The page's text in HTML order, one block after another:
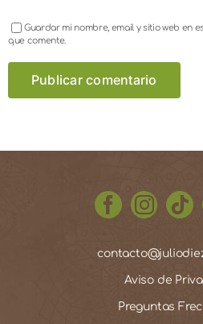
Guardar mi nombre, email y sitio web en
que comente.
Aviso de
Preguntas